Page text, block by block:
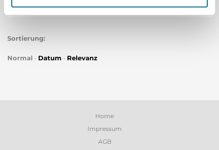
Sortierung:
Normal - Datum - Relevanz
Home
Impressum
AGB